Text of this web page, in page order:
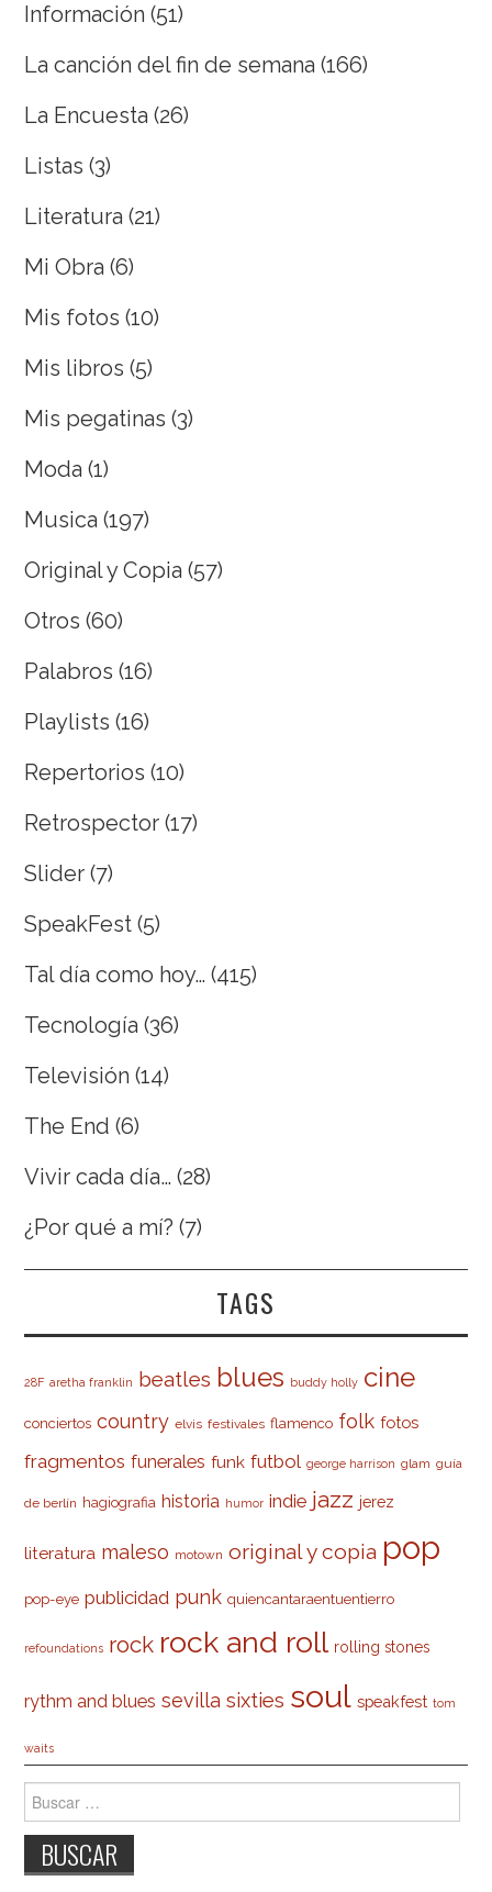
Información (51)
La canción del fin de semana (166)
La Encuesta (26)
Listas (3)
Literatura (21)
Mi Obra (6)
Mis fotos (10)
Mis libros (5)
Mis pegatinas (3)
Moda (1)
Musica (197)
Original y Copia (57)
Otros (60)
Palabros (16)
Playlists (16)
Repertorios (10)
Retrospector (17)
Slider (7)
SpeakFest (5)
Tal día como hoy… (415)
Tecnología (36)
Televisión (14)
The End (6)
Vivir cada día… (28)
¿Por qué a mí? (7)
TAGS
28F aretha franklin beatles blues buddy holly cine
conciertos country elvis festivales flamenco folk fotos
fragmentos funerales funk futbol george harrison glam guía
de berlín hagiografia historia humor indie jazz jerez
literatura maleso motown original y copia pop
pop-eye publicidad punk quiencantaraentuentierro
refoundations rock rock and roll rolling stones
rythm and blues sevilla sixties soul speakfest tom
waits
Buscar: